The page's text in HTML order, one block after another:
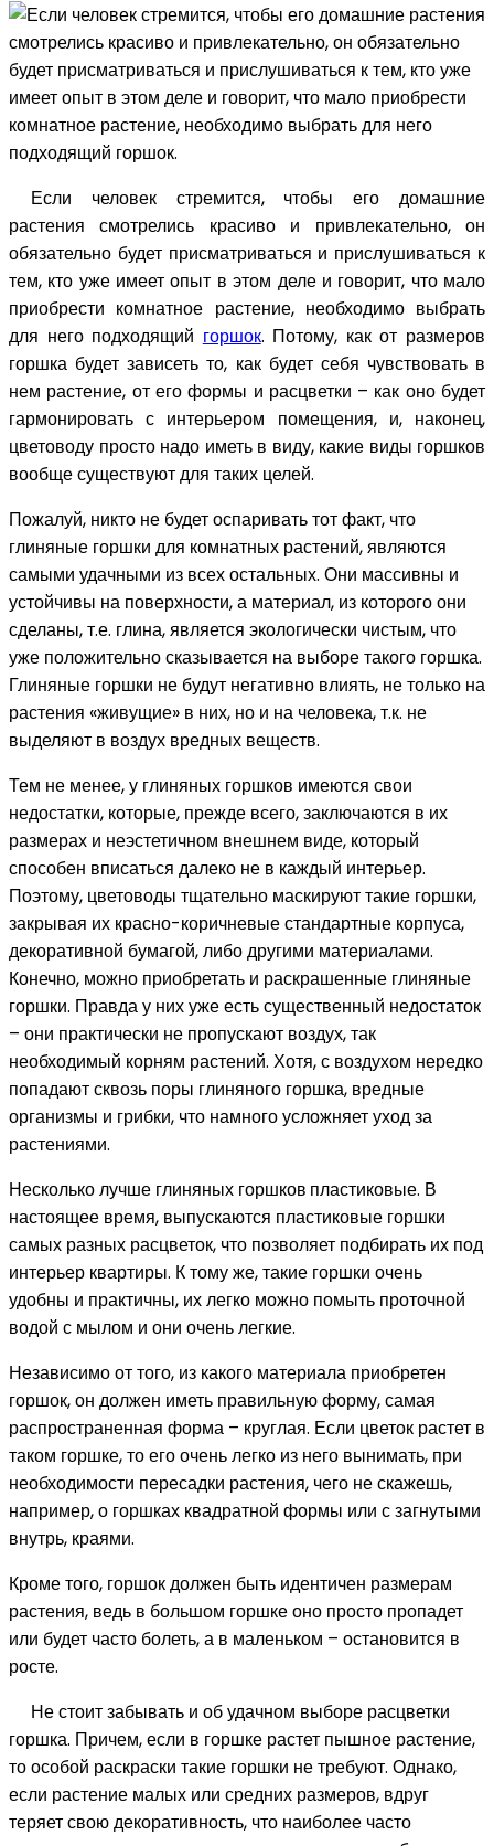
Если человек стремится, чтобы его домашние растения
смотрелись красиво и привлекательно, он обязательно
будет присматриваться и прислушиваться к тем, кто уже
имеет опыт в этом деле и говорит, что мало приобрести
комнатное растение, необходимо выбрать для него
подходящий горшок.
Если человек стремится, чтобы его домашние
растения смотрелись красиво и привлекательно, он
обязательно будет присматриваться и прислушиваться к
тем, кто уже имеет опыт в этом деле и говорит, что мало
приобрести комнатное растение, необходимо выбрать
для него подходящий горшок. Потому, как от размеров
горшка будет зависеть то, как будет себя чувствовать в
нем растение, от его формы и расцветки – как оно будет
гармонировать с интерьером помещения, и, наконец,
цветоводу просто надо иметь в виду, какие виды горшков
вообще существуют для таких целей.
Пожалуй, никто не будет оспаривать тот факт, что
глиняные горшки для комнатных растений, являются
самыми удачными из всех остальных. Они массивны и
устойчивы на поверхности, а материал, из которого они
сделаны, т.е. глина, является экологически чистым, что
уже положительно сказывается на выборе такого горшка.
Глиняные горшки не будут негативно влиять, не только на
растения «живущие» в них, но и на человека, т.к. не
выделяют в воздух вредных веществ.
Тем не менее, у глиняных горшков имеются свои
недостатки, которые, прежде всего, заключаются в их
размерах и неэстетичном внешнем виде, который
способен вписаться далеко не в каждый интерьер.
Поэтому, цветоводы тщательно маскируют такие горшки,
закрывая их красно-коричневые стандартные корпуса,
декоративной бумагой, либо другими материалами.
Конечно, можно приобретать и раскрашенные глиняные
горшки. Правда у них уже есть существенный недостаток
– они практически не пропускают воздух, так
необходимый корням растений. Хотя, с воздухом нередко
попадают сквозь поры глиняного горшка, вредные
организмы и грибки, что намного усложняет уход за
растениями.
Несколько лучше глиняных горшков пластиковые. В
настоящее время, выпускаются пластиковые горшки
самых разных расцветок, что позволяет подбирать их под
интерьер квартиры. К тому же, такие горшки очень
удобны и практичны, их легко можно помыть проточной
водой с мылом и они очень легкие.
Независимо от того, из какого материала приобретен
горшок, он должен иметь правильную форму, самая
распространенная форма – круглая. Если цветок растет в
таком горшке, то его очень легко из него вынимать, при
необходимости пересадки растения, чего не скажешь,
например, о горшках квадратной формы или с загнутыми
внутрь, краями.
Кроме того, горшок должен быть идентичен размерам
растения, ведь в большом горшке оно просто пропадет
или будет часто болеть, а в маленьком – остановится в
росте.
Не стоит забывать и об удачном выборе расцветки
горшка. Причем, если в горшке растет пышное растение,
то особой раскраски такие горшки не требуют. Однако,
если растение малых или средних размеров, вдруг
теряет свою декоративность, что наиболее часто